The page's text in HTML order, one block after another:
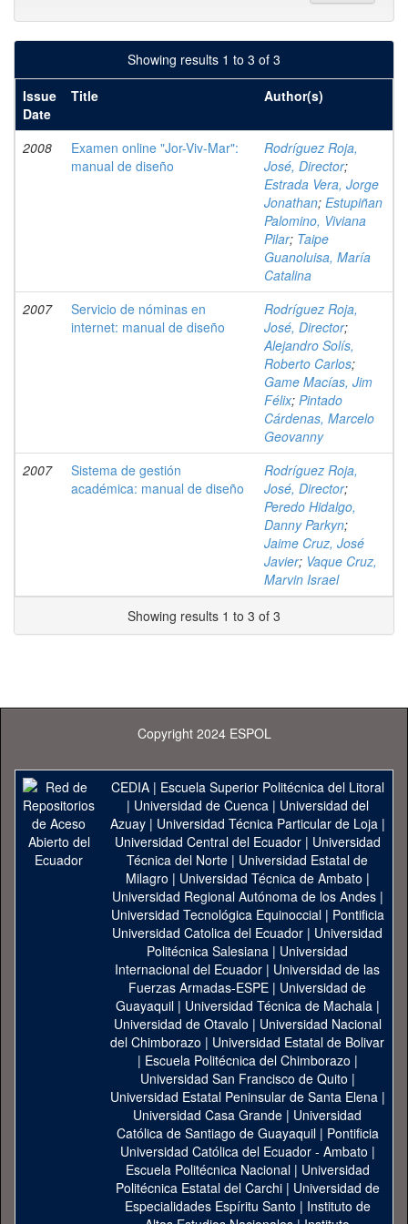
Showing results 1 to 3 of 3
Issue
Date
Title Author(s)
2008
Examen online "Jor-Viv-Mar":
manual de diseño
Rodríguez Roja,
José, Director;
Estrada Vera, Jorge
Jonathan; Estupiñan
Palomino, Viviana
Pilar; Taipe
Guanoluisa, María
Catalina
2007
Servicio de nóminas en
internet: manual de diseño
Rodríguez Roja,
José, Director;
Alejandro Solís,
Roberto Carlos;
Game Macías, Jim
Félix; Pintado
Cárdenas, Marcelo
Geovanny
2007
Sistema de gestión
académica: manual de diseño
Rodríguez Roja,
José, Director;
Peredo Hidalgo,
Danny Parkyn;
Jaime Cruz, José
Javier; Vaque Cruz,
Marvin Israel
Showing results 1 to 3 of 3
Copyright 2024 ESPOL
CEDIA| Escuela Superior Politécnica del Litoral
| Universidad de Cuenca| Universidad del
Azuay| Universidad Técnica Particular de Loja|
Universidad Central del Ecuador| Universidad
Técnica del Norte | Universidad Estatal de
Milagro | Universidad Técnica de Ambato |
Universidad Regional Autónoma de los Andes|
Universidad Tecnológica Equinoccial| Pontificia
Universidad Catolica del Ecuador | Universidad
Politécnica Salesiana | Universidad
Internacional del Ecuador | Universidad de las
Fuerzas Armadas-ESPE | Universidad de
Guayaquil| Universidad Técnica de Machala|
Universidad de Otavalo | Universidad Nacional
del Chimborazo | Universidad Estatal de Bolivar
| Escuela Politécnica del Chimborazo |
Universidad San Francisco de Quito |
Universidad Estatal Peninsular de Santa Elena|
Universidad Casa Grande | Universidad
Católica de Santiago de Guayaquil| Pontificia
Universidad Católica del Ecuador - Ambato |
Escuela Politécnica Nacional| Universidad
Politécnica Estatal del Carchi| Universidad de
Especialidades Espíritu Santo | Instituto de